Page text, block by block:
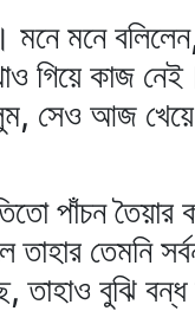
মনে মনে
কাজ নেই।
সেও আজ
পাঁচন
তেমনি
তাহাও বুঝি